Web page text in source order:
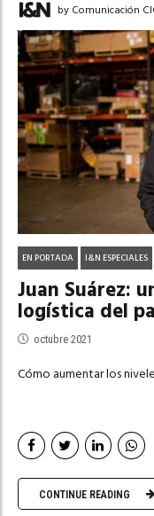
by Comunicación
EN PORTADA I&N ESPECIALES
Juan Suárez:
logística del
octubre 2021
Cómo aumentar los
CONTINUE READING